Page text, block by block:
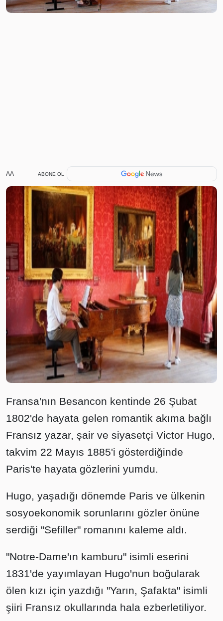
AA ABONE OL
Fransa'nın Besancon kentinde 26 Şubat
1802'de hayata gelen romantik akıma bağlı
Fransız yazar, şair ve siyasetçi Victor Hugo,
takvim 22 Mayıs 1885'i gösterdiğinde
Paris'te hayata gözlerini yumdu.
Hugo, yaşadığı dönemde Paris ve ülkenin
sosyoekonomik sorunlarını gözler önüne
serdiği "Sefiller" romanını kaleme aldı.
"Notre-Dame'ın kamburu" isimli eserini
1831'de yayımlayan Hugo'nun boğularak
ölen kızı için yazdığı "Yarın, Şafakta" isimli
şiiri Fransız okullarında hala ezberletiliyor.